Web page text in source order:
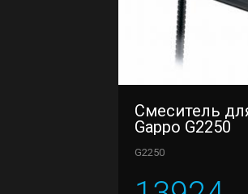
Смеситель
Gappo G2250
G2250